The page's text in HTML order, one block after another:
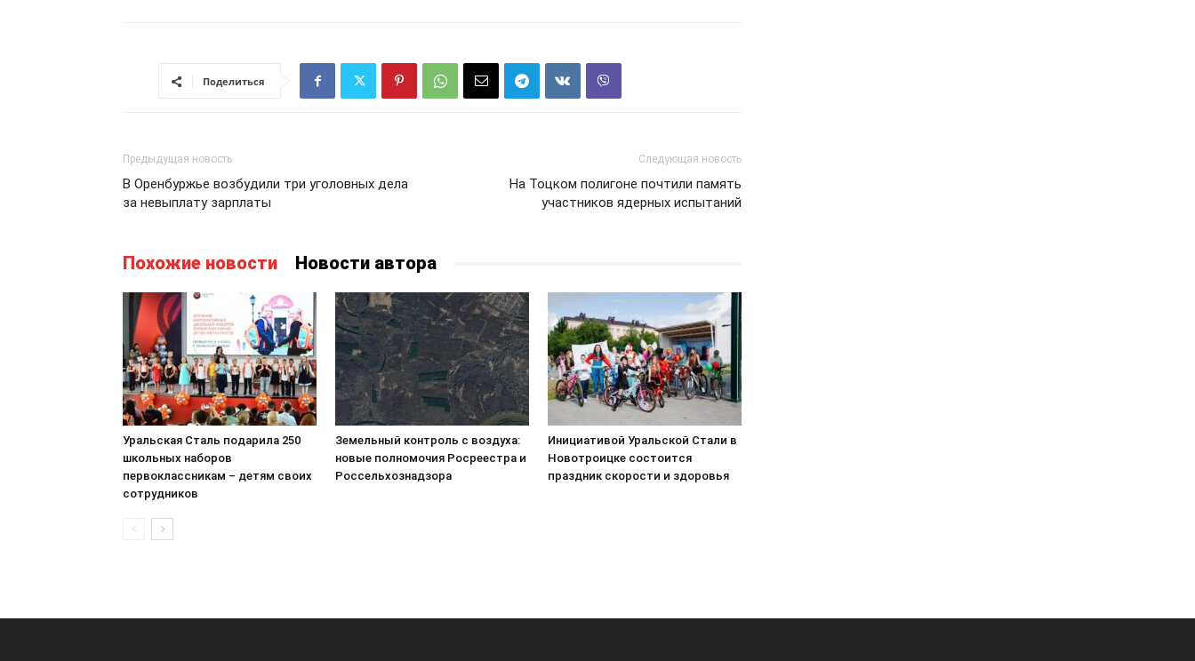
Поделиться
Предыдущая новость
В Оренбуржье возбудили три уголовных дела
за невыплату зарплаты
Следующая новость
На Тоцком полигоне почтили память
участников ядерных испытаний
Похожие новости Новости автора
Уральская Сталь подарила 250
школьных наборов
первоклассникам – детям своих
сотрудников
Земельный контроль с воздуха:
новые полномочия Росреестра и
Россельхознадзора
Инициативой Уральской Стали в
Новотроицке состоится
праздник скорости и здоровья